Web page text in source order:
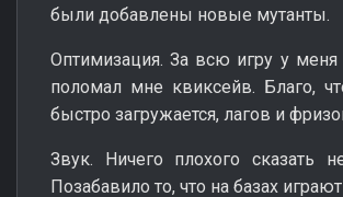
были добавлены новые мутанты.
Оптимизация. За всю игру у
поломал мне квиксейв. Благо,
быстро загружается, лагов и
Звук. Ничего плохого сказать
Позабавило то, что на базах